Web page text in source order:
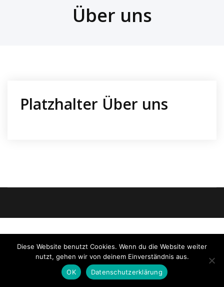
Über uns
Platzhalter Über uns
Diese Website benutzt Cookies. Wenn du die Website weiter
nutzt, gehen wir von deinem Einverständnis aus.
OK
Datenschutzerklärung